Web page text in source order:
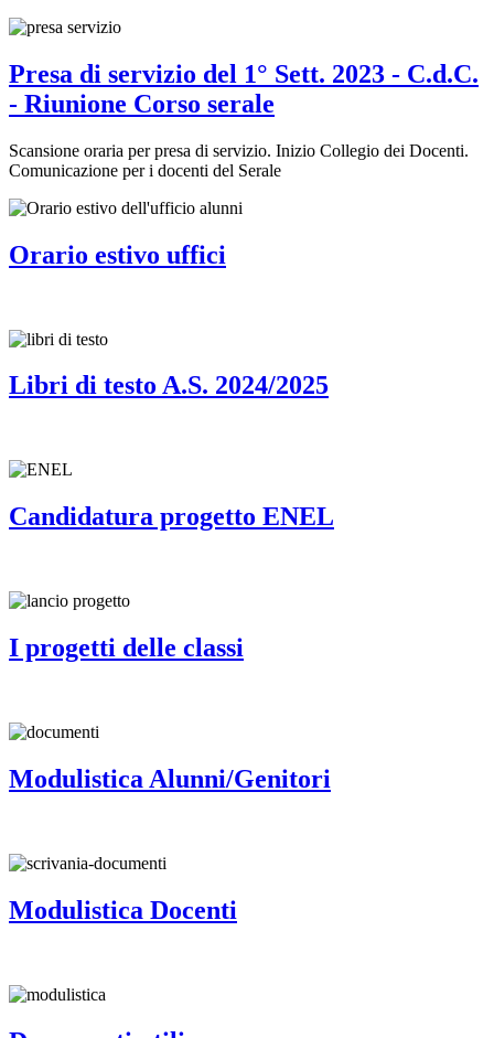
Presa di servizio del 1° Sett. 2023 - C.d.C.
- Riunione Corso serale
Scansione oraria per presa di servizio. Inizio Collegio dei Docenti.
Comunicazione per i docenti del Serale
Orario estivo uffici
Libri di testo A.S. 2024/2025
Candidatura progetto ENEL
I progetti delle classi
Modulistica Alunni/Genitori
Modulistica Docenti